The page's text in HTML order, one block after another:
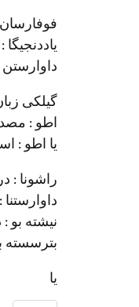
گیلکی
اطو :
یا اطو :
راشونا :
نیشته بو
بترسسته
یا